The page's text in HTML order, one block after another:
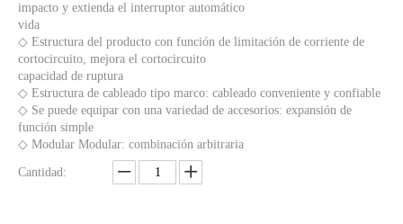
impacto y extienda el interruptor automático
vida
◇ Estructura del producto con función de limitación de corriente de
cortocircuito, mejora el cortocircuito
capacidad de ruptura
◇ Estructura de cableado tipo marco: cableado conveniente y confiable
◇ Se puede equipar con una variedad de accesorios: expansión de
función simple
◇ Modular Modular: combinación arbitraria
Cantidad: